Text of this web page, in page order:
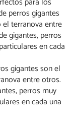
perros gigantes
terranova entre
gigantes, perros
en cada
gigantes son el
entre otros.
perros muy
en cada una